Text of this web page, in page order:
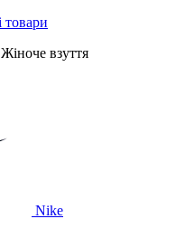
Жіноче взуття
Nike